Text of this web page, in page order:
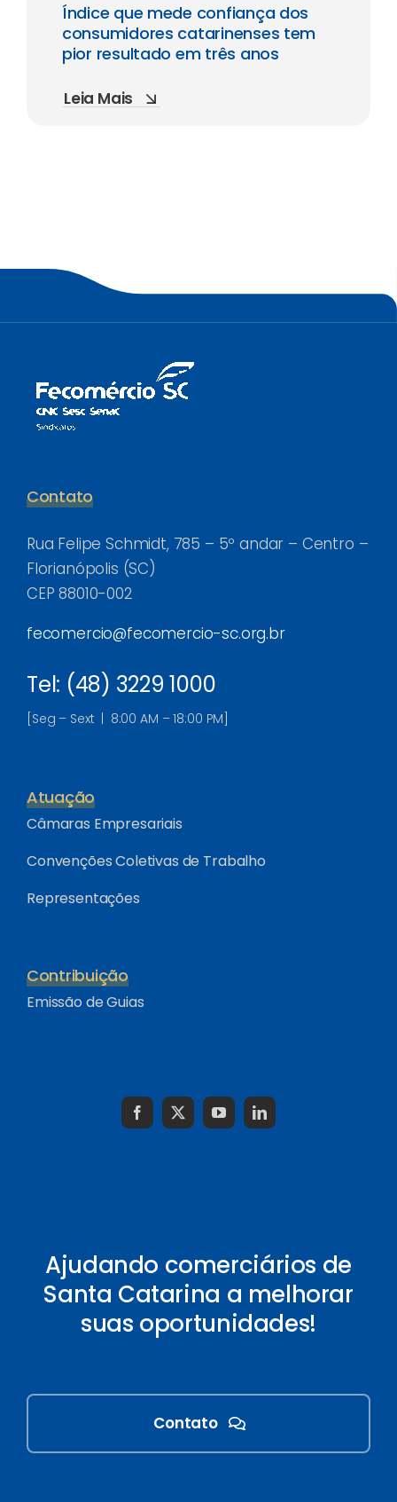
Índice que mede confiança dos
consumidores catarinenses tem
pior resultado em três anos
Leia Mais
Contato
Rua Felipe Schmidt, 785 – 5º andar – Centro –
Florianópolis (SC)
CEP 88010-002
fecomercio@fecomercio-sc.org.br
Tel: (48) 3229 1000
[Seg – Sext | 8:00 AM – 18:00 PM]
Atuação
Câmaras Empresariais
Convenções Coletivas de Trabalho
Representações
Contribuição
Emissão de Guias
Ajudando comerciários de
Santa Catarina a melhorar
suas oportunidades!
Contato